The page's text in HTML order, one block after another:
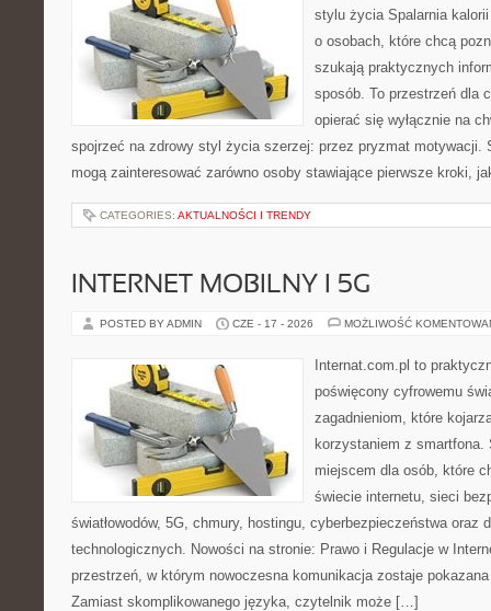
stylu życia Spalarnia
o osobach, które chcą
szukają praktycznych
sposób. To przestrzeń dla
opierać się wyłącznie na
spojrzeć na zdrowy styl życia szerzej: przez pryzmat motywacji.
mogą zainteresować zarówno osoby stawiające pierwsze kroki,
CATEGORIES: AKTUALNOŚCI I TRENDY
INTERNET MOBILNY I 5G
POSTED BY ADMIN CZE - 17 - 2026 MOŻLIWOŚĆ
Internat.com.pl to
poświęcony cyfrowemu
zagadnieniom, które
korzystaniem z
miejscem dla osób, które
świecie internetu, sieci
światłowodów, 5G, chmury, hostingu, cyberbezpieczeństwa oraz
technologicznych. Nowości na stronie: Prawo i Regulacje w
przestrzeń, w którym nowoczesna komunikacja zostaje
Zamiast skomplikowanego języka, czytelnik może […]